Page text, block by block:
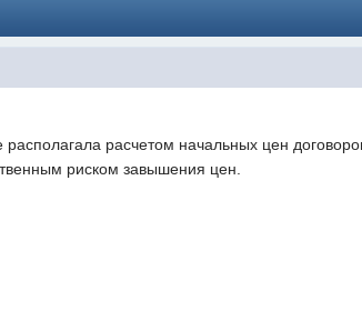
расчетом начальных цен
риском завышения цен.